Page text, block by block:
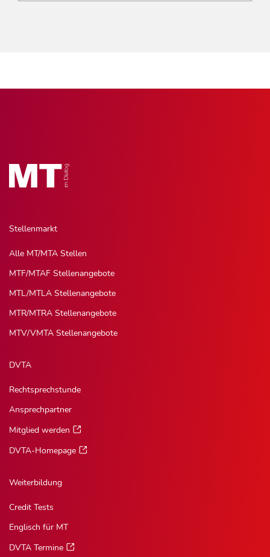
Stellenmarkt
Alle MT/MTA Stellen
MTF/MTAF Stellenangebote
MTL/MTLA Stellenangebote
MTR/MTRA Stellenangebote
MTV/VMTA Stellenangebote
DVTA
Rechtsprechstunde
Ansprechpartner
Mitglied werden
DVTA-Homepage
Weiterbildung
Credit Tests
Englisch für MT
DVTA Termine